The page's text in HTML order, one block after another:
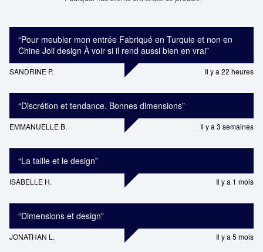
“Pour meubler mon entrée Fabriqué en Turquie et non en
Chine Joli design À voir si il rend aussi bien en vrai”
SANDRINE P. Il y a 22 heures
“Discrétion et tendance. Bonnes dimensions”
EMMANUELLE B. Il y a 3 semaines
“La taille et le design”
ISABELLE H. Il y a 1 mois
“Dimensions et design”
JONATHAN L. Il y a 5 mois